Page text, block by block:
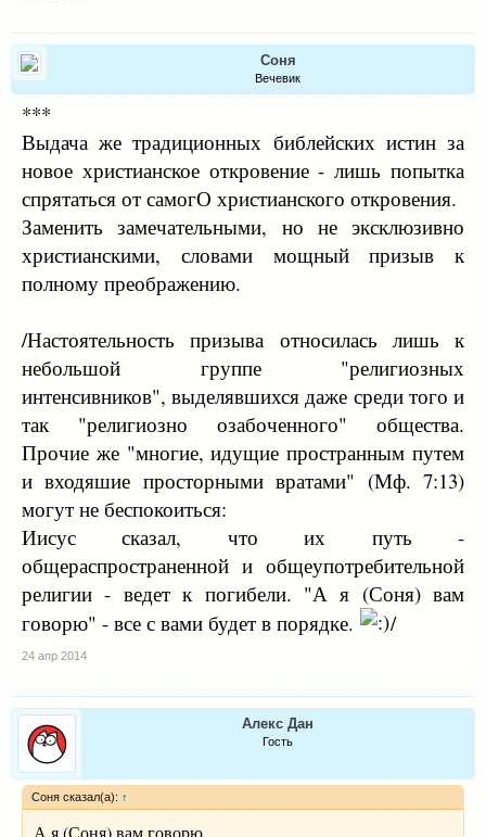
Соня
Вечевик
***
Выдача же традиционных библейских истин за
новое христианское откровение - лишь попытка
спрятаться от самогО христианского откровения.
Заменить замечательными, но не эксклюзивно
христианскими, словами мощный призыв к
полному преображению.
/Настоятельность призыва относилась лишь к
небольшой группе "религиозных
интенсивников", выделявшихся даже среди того и
так "религиозно озабоченного" общества.
Прочие же "многие, идущие пространным путем
и входяшие просторными вратами" (Мф. 7:13)
могут не беспокоиться:
Иисус сказал, что их путь -
общераспространенной и общеупотребительной
религии - ведет к погибели. "А я (Соня) вам
говорю" - все с вами будет в порядке.
/
24 апр 2014
Алекс Дан
Гость
Соня сказал(а): ↑
А я (Соня) вам говорю